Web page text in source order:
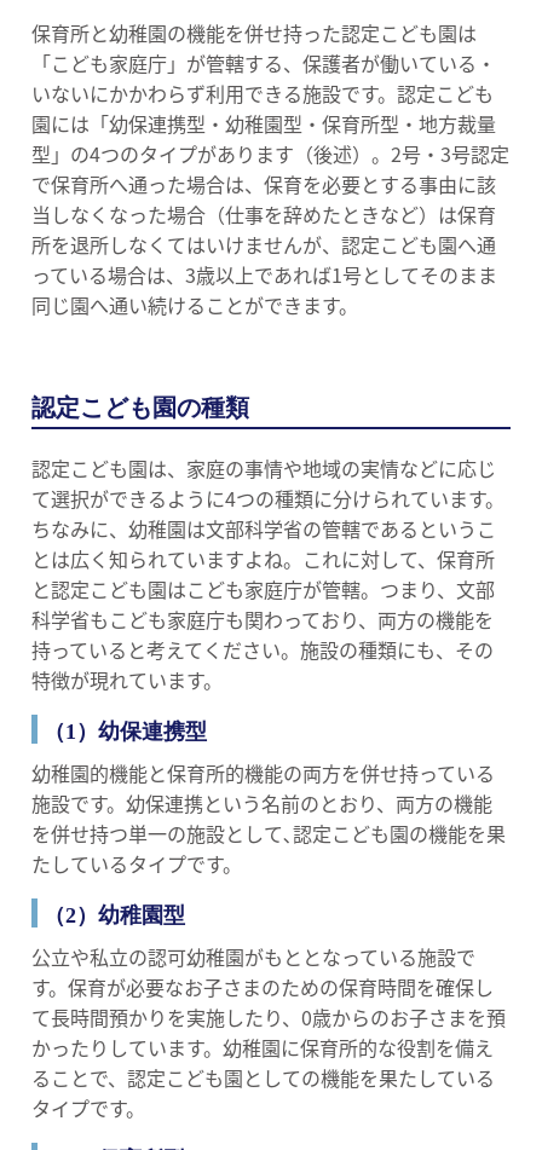
保育所と幼稚園の機能を併せ持った認定こども園は
「こども家庭庁」が管轄する、保護者が働いている・
いないにかかわらず利用できる施設です。認定こども
園には「幼保連携型・幼稚園型・保育所型・地方裁量
型」の4つのタイプがあります（後述）。2号・3号認定
で保育所へ通った場合は、保育を必要とする事由に該
当しなくなった場合（仕事を辞めたときなど）は保育
所を退所しなくてはいけませんが、認定こども園へ通
っている場合は、3歳以上であれば1号としてそのまま
同じ園へ通い続けることができます。
認定こども園の種類
認定こども園は、家庭の事情や地域の実情などに応じ
て選択ができるように4つの種類に分けられています。
ちなみに、幼稚園は文部科学省の管轄であるというこ
とは広く知られていますよね。これに対して、保育所
と認定こども園はこども家庭庁が管轄。つまり、文部
科学省もこども家庭庁も関わっており、両方の機能を
持っていると考えてください。施設の種類にも、その
特徴が現れています。
（1）幼保連携型
幼稚園的機能と保育所的機能の両方を併せ持っている
施設です。幼保連携という名前のとおり、両方の機能
を併せ持つ単一の施設として､認定こども園の機能を果
たしているタイプです。
（2）幼稚園型
公立や私立の認可幼稚園がもととなっている施設で
す。保育が必要なお子さまのための保育時間を確保し
て長時間預かりを実施したり、0歳からのお子さまを預
かったりしています。幼稚園に保育所的な役割を備え
ることで、認定こども園としての機能を果たしている
タイプです。